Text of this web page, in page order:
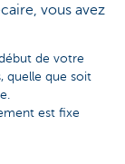
vous avez
de votre
quelle que soit
est fixe